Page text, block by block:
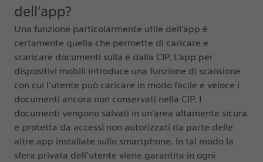
dell’app?
Una funzione particolarmente utile dell’app è
certamente quella che permette di caricare e
scaricare documenti sulla e dalla CIP. L’app per
dispositivi mobili introduce una funzione di scansione
con cui l’utente può caricare in modo facile e veloce i
documenti ancora non conservati nella CIP. I
documenti vengono salvati in un’area altamente sicura
e protetta da accessi non autorizzati da parte delle
altre app installate sullo smartphone. In tal modo la
sfera privata dell’utente viene garantita in ogni